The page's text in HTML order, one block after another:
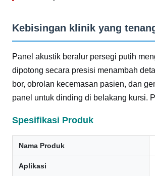
Kebisingan klinik yang
Panel akustik beralur persegi putih
dipotong secara presisi menambah
bor, obrolan kecemasan pasien, dan
panel untuk dinding di belakang kursi.
Spesifikasi Produk
Nama Produk
Aplikasi